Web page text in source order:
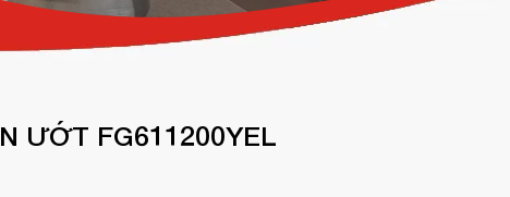
ƯỚT FG611200YEL